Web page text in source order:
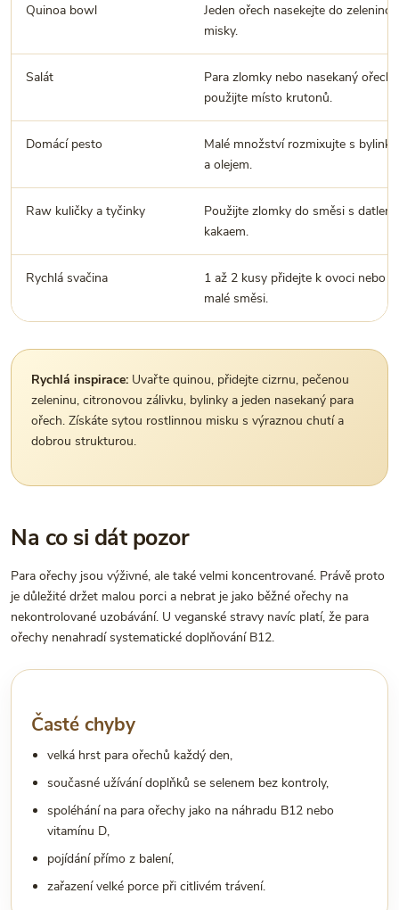
Quinoa bowl
Jeden ořech nasekejte do
misky.
Salát
Para zlomky nebo nasekaný ořech
použijte místo krutonů.
Domácí pesto
Malé množství rozmixujte s
a olejem.
Raw kuličky a tyčinky
Použijte zlomky do směsi s
kakaem.
Rychlá svačina
1 až 2 kusy přidejte k ovoci nebo
malé směsi.
Rychlá inspirace: Uvařte quinou, přidejte cizrnu, pečenou
zeleninu, citronovou zálivku, bylinky a jeden nasekaný para
ořech. Získáte sytou rostlinnou misku s výraznou chutí a
dobrou strukturou.
Na co si dát pozor
Para ořechy jsou výživné, ale také velmi koncentrované. Právě proto
je důležité držet malou porci a nebrat je jako běžné ořechy na
nekontrolované uzobávání. U veganské stravy navíc platí, že para
ořechy nenahradí systematické doplňování B12.
Časté chyby
velká hrst para ořechů každý den,
současné užívání doplňků se selenem bez kontroly,
spoléhání na para ořechy jako na náhradu B12 nebo
vitamínu D,
pojídání přímo z balení,
zařazení velké porce při citlivém trávení.